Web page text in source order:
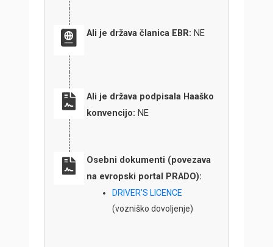
Ali je država članica EBR:NE
Ali je država podpisala Haaško
konvencijo:NE
Osebni dokumenti (povezava
na evropski portal PRADO):
DRIVER’S LICENCE
(vozniško dovoljenje)